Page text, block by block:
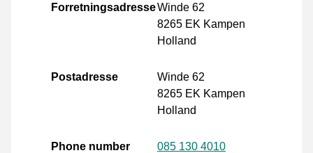
ForretningsadresseWinde 62
8265 EK Kampen
Holland
Postadresse
Winde 62
8265 EK Kampen
Holland
Phone number
085 130 4010